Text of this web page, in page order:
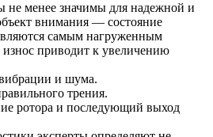
не менее значимы для надежной и
внимания — состояние
самым нагруженным
приводит к увеличению
и шума.
трения.
ротора и последующий выход